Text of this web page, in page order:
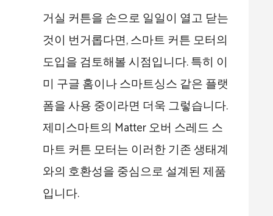
거실 커튼을 손으로 일일이 열고 닫는
것이 번거롭다면, 스마트 커튼 모터의
도입을 검토해볼 시점입니다. 특히 이
미 구글 홈이나 스마트싱스 같은 플랫
폼을 사용 중이라면 더욱 그렇습니다.
제미스마트의 Matter 오버 스레드 스
마트 커튼 모터는 이러한 기존 생태계
와의 호환성을 중심으로 설계된 제품
입니다.